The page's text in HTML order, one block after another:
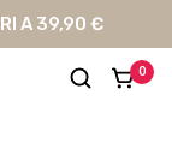
A 39,90 €
0